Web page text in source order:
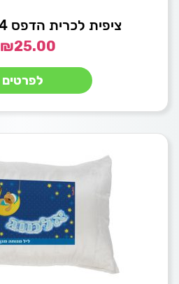
ציפית לכרית הדפס A4 שם גן חיות
₪25.00
לפרטים